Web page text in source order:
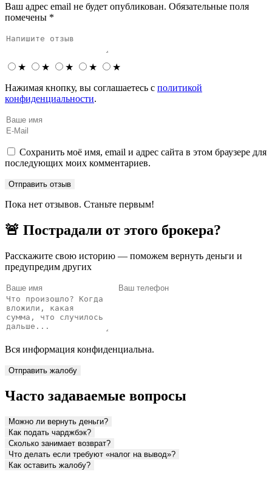
Ваш адрес email не будет опубликован. Обязательные поля
помечены *
★ ★ ★ ★
★
Нажимая кнопку, вы соглашаетесь с политикой
конфиденциальности.
Сохранить моё имя, email и адрес сайта в этом браузере для
последующих моих комментариев.
Пока нет отзывов. Станьте первым!
🚨 Пострадали от этого брокера?
Расскажите свою историю — поможем вернуть деньги и
предупредим других
Вся информация конфиденциальна.
Отправить жалобу
Часто задаваемые вопросы
Можно ли вернуть деньги?
Как подать чарджбэк?
Сколько занимает возврат?
Что делать если требуют «налог на вывод»?
Как оставить жалобу?